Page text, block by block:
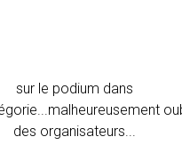
sur le podium dans
des organisateurs...